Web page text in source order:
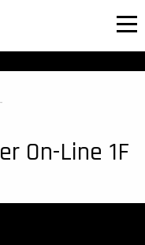
On-Line 1F